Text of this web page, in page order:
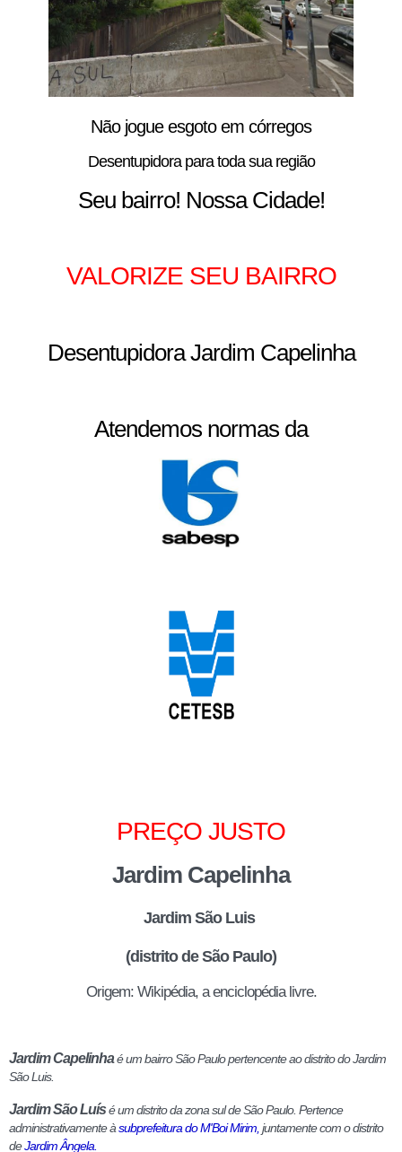
Não jogue esgoto em córregos
Desentupidora para toda sua região
Seu bairro! Nossa Cidade!
VALORIZE SEU BAIRRO
Desentupidora Jardim Capelinha
Atendemos normas da
PREÇO JUSTO
Jardim Capelinha
Jardim São Luis
(distrito de São Paulo)
Origem: Wikipédia, a enciclopédia livre.
Jardim Capelinhaé um bairro São Paulo pertencente ao distrito do Jardim
São Luis.
Jardim São Luísé um distrito da zona sul de São Paulo. Pertence
administrativamente àsubprefeitura do M'Boi Mirim juntamente com o distrito
deJardim Ângela